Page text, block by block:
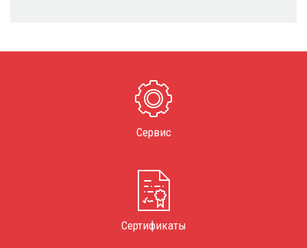
Сервис
Сертификаты